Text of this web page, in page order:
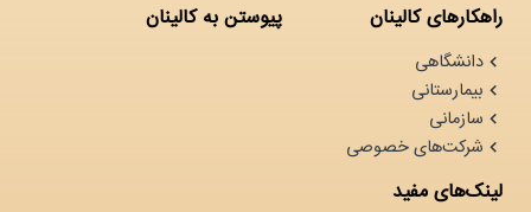
راهکارهای کالینان
دانشگاهی
بیمارستانی
سازمانی
شرکت‌های خصوصی
پیوستن به کالینان
لینک‌های مفید